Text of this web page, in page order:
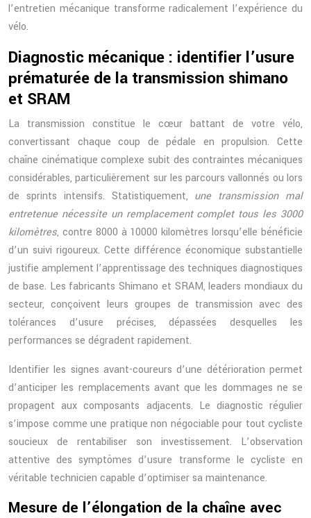
l’entretien mécanique transforme radicalement l’expérience du
vélo.
Diagnostic mécanique : identifier l’usure
prématurée de la transmission shimano
et SRAM
La transmission constitue le cœur battant de votre vélo,
convertissant chaque coup de pédale en propulsion. Cette
chaîne cinématique complexe subit des contraintes mécaniques
considérables, particulièrement sur les parcours vallonnés ou lors
de sprints intensifs. Statistiquement, une transmission mal
entretenue nécessite un remplacement complet tous les 3000
kilomètres, contre 8000 à 10000 kilomètres lorsqu’elle bénéficie
d’un suivi rigoureux. Cette différence économique substantielle
justifie amplement l’apprentissage des techniques diagnostiques
de base. Les fabricants Shimano et SRAM, leaders mondiaux du
secteur, conçoivent leurs groupes de transmission avec des
tolérances d’usure précises, dépassées desquelles les
performances se dégradent rapidement.
Identifier les signes avant-coureurs d’une détérioration permet
d’anticiper les remplacements avant que les dommages ne se
propagent aux composants adjacents. Le diagnostic régulier
s’impose comme une pratique non négociable pour tout cycliste
soucieux de rentabiliser son investissement. L’observation
attentive des symptômes d’usure transforme le cycliste en
véritable technicien capable d’optimiser sa maintenance.
Mesure de l’élongation de la chaîne avec